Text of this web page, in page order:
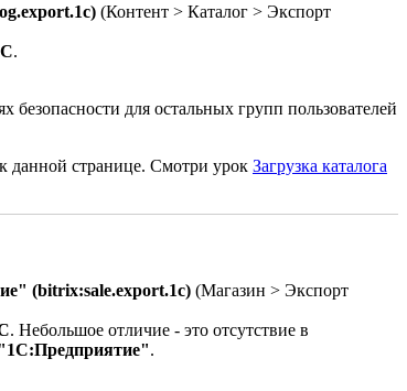
(Контент > Каталог > Экспорт
.
безопасности для остальных групп пользователей
к данной странице. Смотри урок Загрузка каталога
(bitrix:sale.export.1c) (Магазин > Экспорт
. Небольшое отличие - это отсутствие в
"1С:Предприятие".